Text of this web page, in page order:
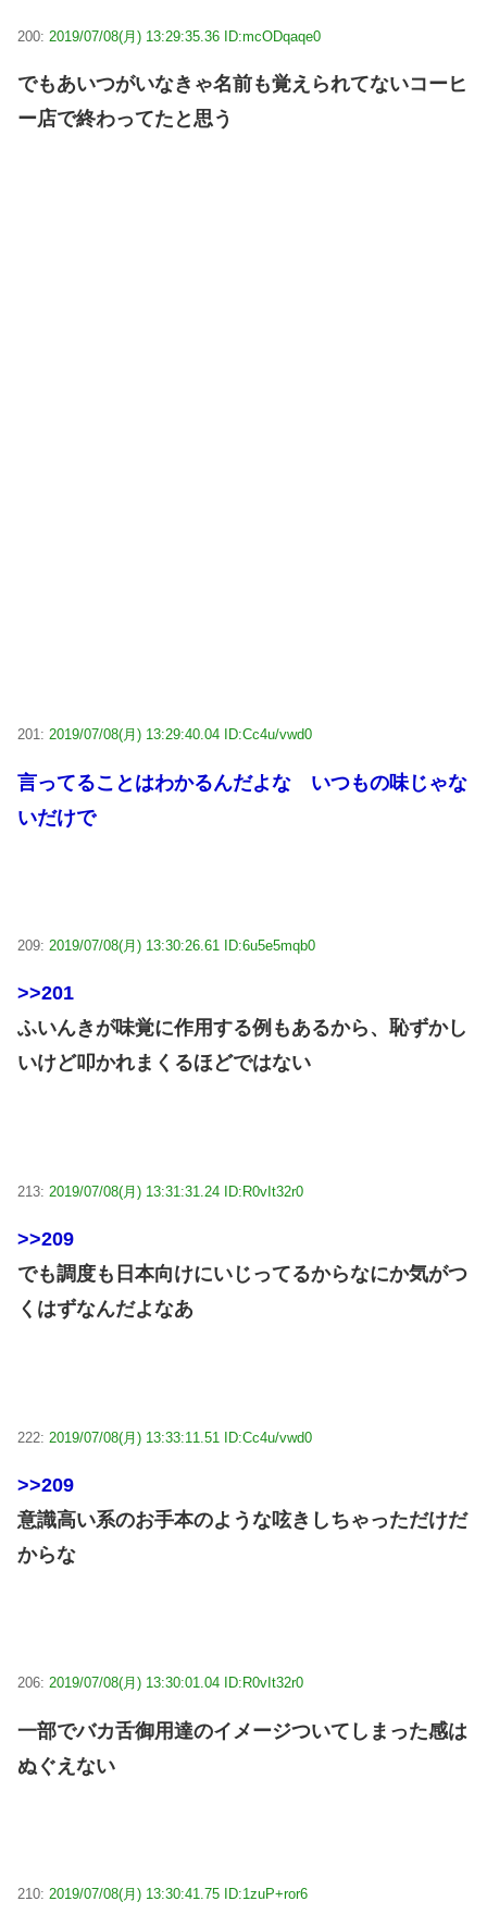
200: 2019/07/08(月) 13:29:35.36 ID:mcODqaqe0
でもあいつがいなきゃ名前も覚えられてないコーヒ
ー店で終わってたと思う
201: 2019/07/08(月) 13:29:40.04 ID:Cc4u/vwd0
言ってることはわかるんだよな いつもの味じゃな
いだけで
209: 2019/07/08(月) 13:30:26.61 ID:6u5e5mqb0
>>201
ふいんきが味覚に作用する例もあるから、恥ずかし
いけど叩かれまくるほどではない
213: 2019/07/08(月) 13:31:31.24 ID:R0vIt32r0
>>209
でも調度も日本向けにいじってるからなにか気がつ
くはずなんだよなあ
222: 2019/07/08(月) 13:33:11.51 ID:Cc4u/vwd0
>>209
意識高い系のお手本のような呟きしちゃっただけだ
からな
206: 2019/07/08(月) 13:30:01.04 ID:R0vIt32r0
一部でバカ舌御用達のイメージついてしまった感は
ぬぐえない
210: 2019/07/08(月) 13:30:41.75 ID:1zuP+ror6